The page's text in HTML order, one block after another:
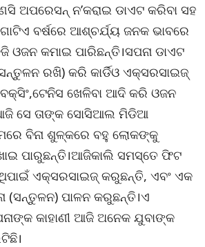
ଅପରେସନ୍ ନ’କରାଇ ଡାଏଟ କରିବା ସହ
ବର୍ଷରେ ଆଶ୍ଚର୍ଯ୍ୟ ଜନକ ଭାବରେ
ଓଜନ କମାଇ ପାରିଛନ୍ତି।ସପନା ଡାଏଟ
ରଖି) କରି କାର୍ଡିଓ ଏକ୍ସରସାଇଜ୍
ଖେଳିବା ଆଦି କରି ଓଜନ
ସେ ତାଙ୍କ ସୋସିଆଲ ମିଡିଆ
ବିନା ଶୁଳ୍କରେ ବହୁ ଲୋକଙ୍କୁ
ପାରୁଛନ୍ତି।ଆଜିକାଲି ସମସ୍ତେ ଫିଟ
ଏକ୍ସରସାଇଜ୍ କରୁଛନ୍ତି, ଏବଂ ଏକ
(ସନ୍ତୁଳନ) ପାଳନ କରୁଛନ୍ତି।ଏ
କାହାଣୀ ଆଜି ଅନେକ ଯୁବାଙ୍କ